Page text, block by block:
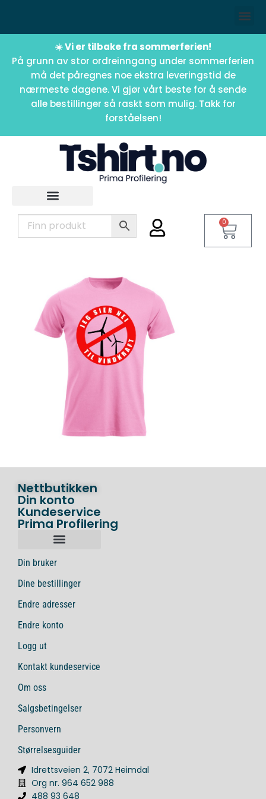
☀️ Vi er tilbake fra sommerferien!
På grunn av stor ordreinngang under sommerferien
må det påregnes noe ekstra leveringstid de
nærmeste dagene. Vi gjør vårt beste for å sende
alle bestillinger så raskt som mulig. Takk for
forståelsen!
0
Nettbutikken
Din konto
Kundeservice
Prima Profilering
Din bruker
Dine bestillinger
Endre adresser
Endre konto
Logg ut
Kontakt kundeservice
Om oss
Salgsbetingelser
Personvern
Størrelsesguider
Idrettsveien 2, 7072 Heimdal
Org nr. 964 652 988
488 93 648